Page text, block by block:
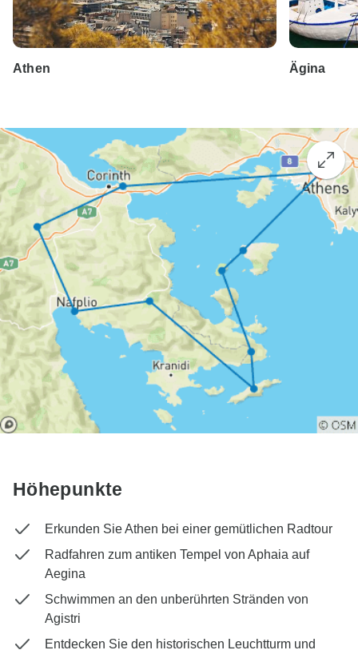
Athen Ägina
Höhepunkte
Erkunden Sie Athen bei einer gemütlichen Radtour
Radfahren zum antiken Tempel von Aphaia auf
Aegina
Schwimmen an den unberührten Stränden von
Agistri
Entdecken Sie den historischen Leuchtturm und